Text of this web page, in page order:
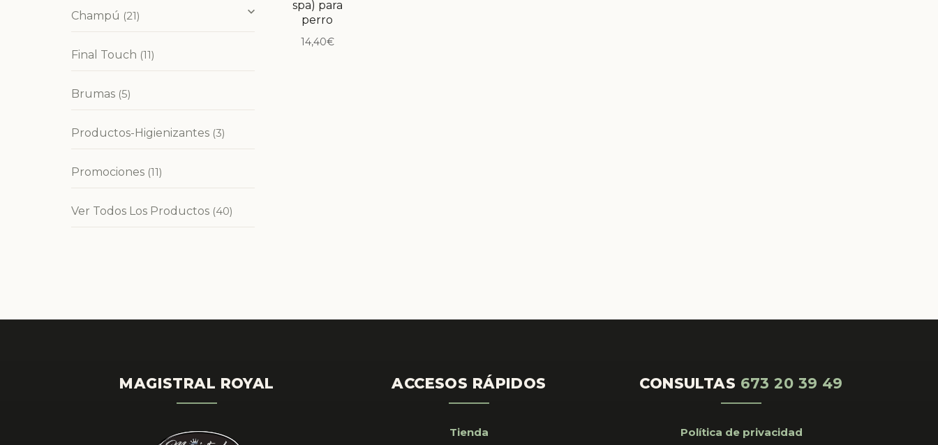
Champú (21)
Final Touch (11)
Brumas (5)
Productos-Higienizantes (3)
Promociones (11)
Ver Todos Los Productos (40)
spa) para
perro
14,40€
MAGISTRAL ROYAL ACCESOS RÁPIDOS
Tienda
CONSULTAS 673 20 39 49
Política de privacidad